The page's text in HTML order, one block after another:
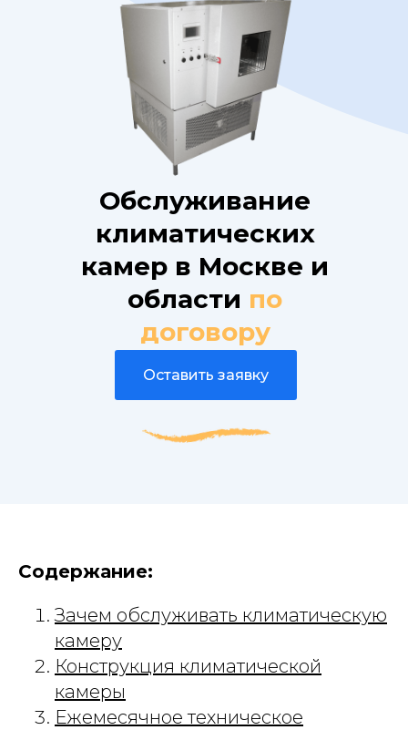
Обслуживание
климатических
камер в Москве и
области по
договору
Оставить заявку
Содержание:
Зачем обслуживать климатическую
камеру
Конструкция климатической
камеры
Ежемесячное техническое